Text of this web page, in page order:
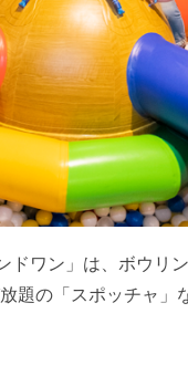
ドワン」は、ボウリ
題の「スポッチャ」